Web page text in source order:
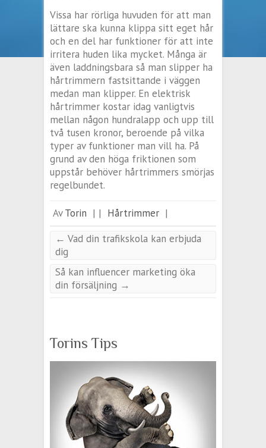
Vissa har rörliga huvuden för att man
lättare ska kunna klippa sitt eget hår
och en del har funktioner för att inte
irritera huden lika mycket. Många är
även laddningsbara så man slipper ha
hårtrimmern fastsittande i väggen
medan man klipper. En elektrisk
hårtrimmer kostar idag vanligtvis
mellan någon hundralapp och upp till
två tusen kronor, beroende på vilka
typer av funktioner man vill ha. På
grund av den höga friktionen som
uppstår behöver hårtrimmers smörjas
regelbundet.
AvTorin | | Hårtrimmer |
← Vad din trafikskola kan erbjuda
dig
Så kan influencer marketing öka
din försäljning →
Torins Tips